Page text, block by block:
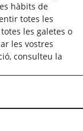
hàbits de
totes les
les galetes o
les vostres
consulteu la